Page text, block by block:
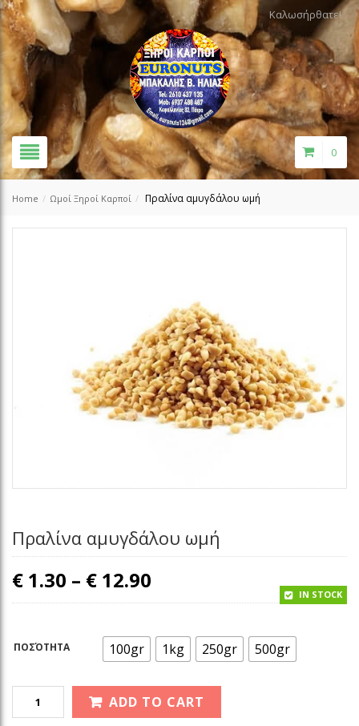
Καλωσήρθατε!
0
Home / Ωμοί Ξηροί Καρποί / Πραλίνα αμυγδάλου ωμή
Πραλίνα αμυγδάλου ωμή
€ 1.30 – € 12.90 Price range: € 1.30
IN STOCK
ΠΟΣΌΤΗΤΑ 100gr 1kg 250gr 500gr
ADD TO CART